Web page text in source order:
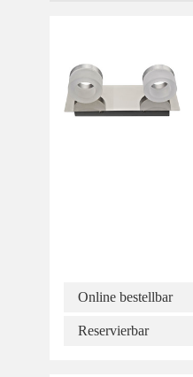
Online bestellbar
Reservierbar